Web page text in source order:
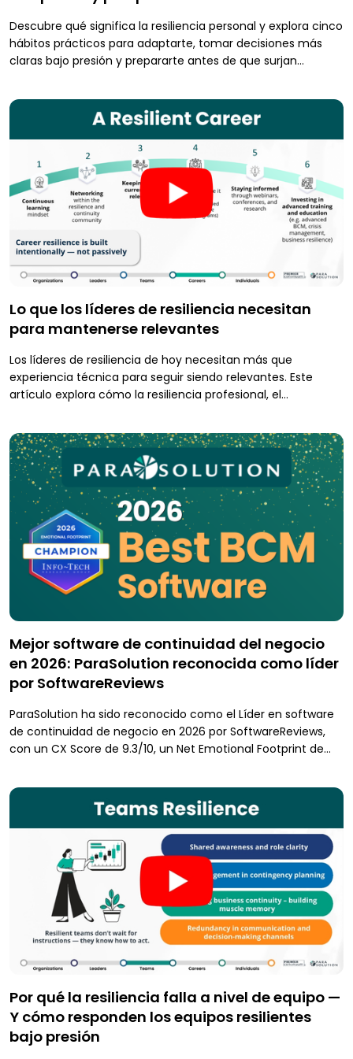
Descubre qué significa la resiliencia personal y explora cinco
hábitos prácticos para adaptarte, tomar decisiones más
claras bajo presión y prepararte antes de que surjan
Lo que los líderes de resiliencia necesitan
para mantenerse relevantes
Los líderes de resiliencia de hoy necesitan más que
experiencia técnica para seguir siendo relevantes. Este
artículo explora cómo la resiliencia profesional, el
formación avanzada pueden ayudar a los profesionales a
adaptarse, crecer y fortalecer su impacto en un campo en
rápida evolución.
Mejor software de continuidad del negocio
en 2026: ParaSolution reconocida como líder
por SoftwareReviews
ParaSolution ha sido reconocido como el Líder en software
de continuidad de negocio en 2026 por SoftwareReviews,
con un CX Score de 9.3/10, un Net Emotional Footprint de
Por qué la resiliencia falla a nivel de equipo —
Y cómo responden los equipos resilientes
bajo presión